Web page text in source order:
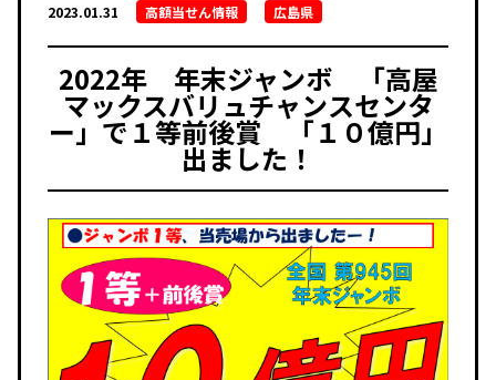
2023.01.31 高額当せん情報 広島県
2022年 年末ジャンボ 「高屋
マックスバリュチャンスセンタ
ー」で１等前後賞 「１０億円」
出ました！